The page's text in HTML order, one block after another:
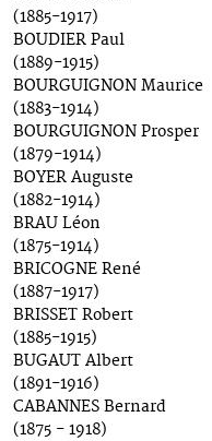
(1885-1917)
BOUDIER Paul
(1889-1915)
BOURGUIGNON Maurice
(1883-1914)
BOURGUIGNON Prosper
(1879-1914)
BOYER Auguste
(1882-1914)
BRAU Léon
(1875-1914)
BRICOGNE René
(1887-1917)
BRISSET Robert
(1885-1915)
BUGAUT Albert
(1891-1916)
CABANNES Bernard
(1875 - 1918)